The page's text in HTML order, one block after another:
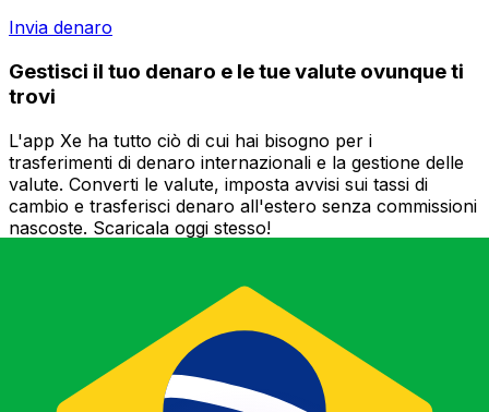
Invia denaro
Gestisci il tuo denaro e le tue valute ovunque ti
trovi
L'app Xe ha tutto ciò di cui hai bisogno per i
trasferimenti di denaro internazionali e la gestione delle
valute. Converti le valute, imposta avvisi sui tassi di
cambio e trasferisci denaro all'estero senza commissioni
nascoste. Scaricala oggi stesso!